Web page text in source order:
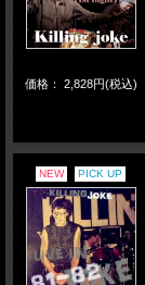
価格： 2,828円(税込)
NEW PICK UP